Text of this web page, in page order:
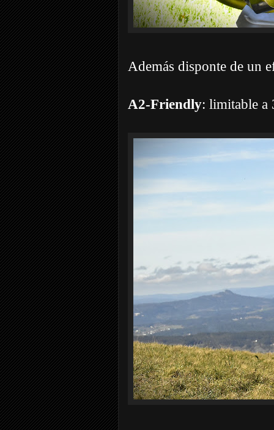
Además disponte de un
A2-Friendly: limitable a